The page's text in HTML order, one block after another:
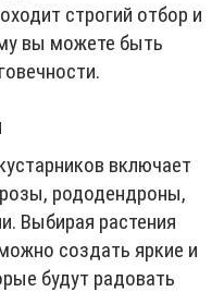
строгий отбор и
вы можете быть
включает
рододендроны,
Выбирая растения
создать яркие и
будут радовать